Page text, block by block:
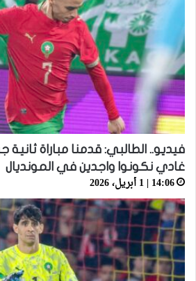
فيديو.. الطالبي: قدمنا مباراة ثانية
غادي نكونوا واجدين في المونديال
14:06 | 1 أبريل، 2026